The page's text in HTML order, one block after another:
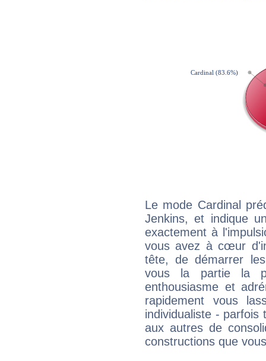
Le mode Cardinal
Jenkins, et indique
exactement à
vous avez à cœur
tête, de démarrer
vous la partie la
enthousiasme et
rapidement vous
individualiste -
aux autres de
constructions que